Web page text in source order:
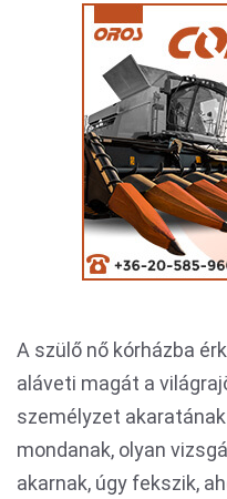
A szülő nő kórházba
aláveti magát a
személyzet
mondanak, olyan
akarnak, úgy fekszik,